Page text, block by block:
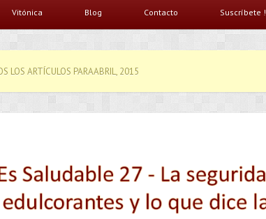
Vitónica Blog Contacto Suscríbete !
LOS ARTÍCULOS PARAABRIL, 2015